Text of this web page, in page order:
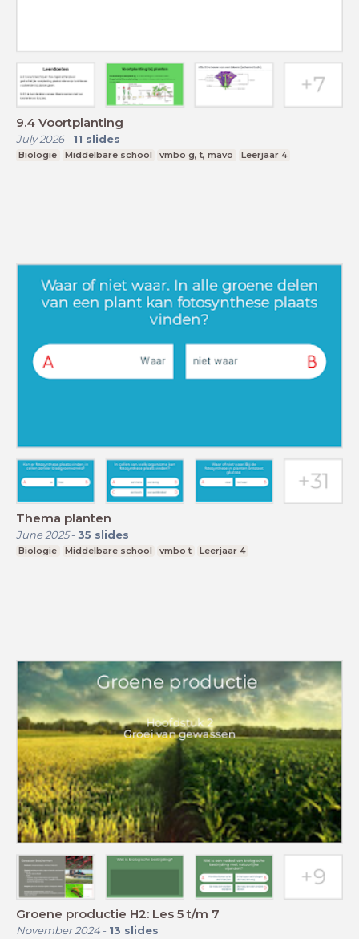
9.4 Voortplanting
July 2026- 11 slides
Biologie Middelbare school vmbo g, t, mavo Leerjaar 4
Thema planten
June 2025- 35 slides
Biologie Middelbare school vmbo t Leerjaar 4
Groene productie H2: Les 5 t/m 7
November 2024- 13 slides